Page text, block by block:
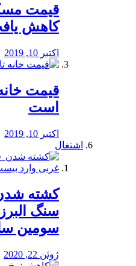
کاهش
اکتبر 10, 2019
قیمت
است
اکتبر 10, 2019
اشتغال
سنگ
سومین
ژوئن 22, 2020